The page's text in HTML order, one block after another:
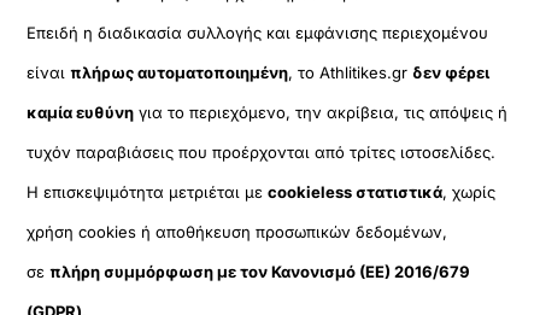
Επειδή η διαδικασία συλλογής και εμφάνισης περιεχομένου
είναιπλήρως αυτοματοποιημένη, το Athlitikes.gr δεν φέρει
καμία ευθύνη για το περιεχόμενο, την ακρίβεια, τις απόψεις ή
τυχόν παραβιάσεις που προέρχονται από τρίτες ιστοσελίδες.
Η επισκεψιμότητα μετριέται μεcookieless στατιστικά, χωρίς
χρήση cookies ή αποθήκευση προσωπικών δεδομένων,
σεπλήρη συμμόρφωση με τον Κανονισμό (ΕΕ) 2016/679